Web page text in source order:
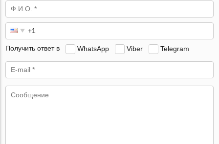
Получить ответ в WhatsApp Viber Telegram